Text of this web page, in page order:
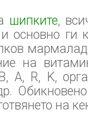
шипките,
основно ги
на
A, R, K,
на